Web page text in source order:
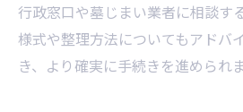
行政窓口や墓じまい業者に相談す
様式や整理方法についてもアドバ
き、より確実に手続きを進められま